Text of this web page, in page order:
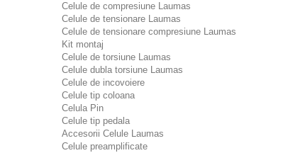
Celule de compresiune Laumas
Celule de tensionare Laumas
Celule de tensionare compresiune Laumas
Kit montaj
Celule de torsiune Laumas
Celule dubla torsiune Laumas
Celule de incovoiere
Celule tip coloana
Celula Pin
Celule tip pedala
Accesorii Celule Laumas
Celule preamplificate